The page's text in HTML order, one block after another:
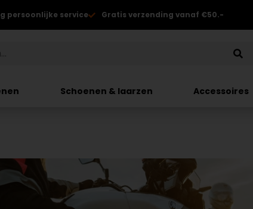
persoonlijke service Gratis verzending vanaf €50.-
Schoenen & laarzen Accessoires